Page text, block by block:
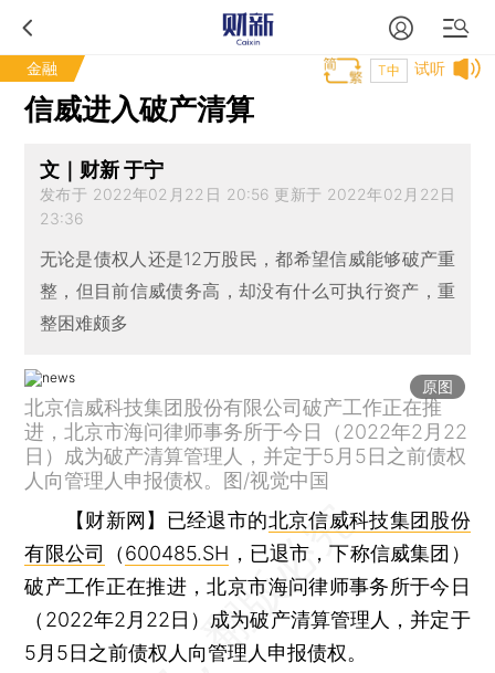
金融 试听
T中
信威进入破产清算
文｜财新 于宁
发布于 2022年02月22日 20:56 更新于 2022年02月22日
23:36
无论是债权人还是12万股民，都希望信威能够破产重
整，但目前信威债务高，却没有什么可执行资产，重
整困难颇多
原图
北京信威科技集团股份有限公司破产工作正在推
进，北京市海问律师事务所于今日（2022年2月22
日）成为破产清算管理人，并定于5月5日之前债权
人向管理人申报债权。图/视觉中国
【财新网】 已经退市的北京信威科技集团股份
有限公司
（600485.SH ，已退市，下称信威集团）
破产工作正在推进，北京市海问律师事务所于今日
（2022年2月22日）成为破产清算管理人，并定于
5月5日之前债权人向管理人申报债权。